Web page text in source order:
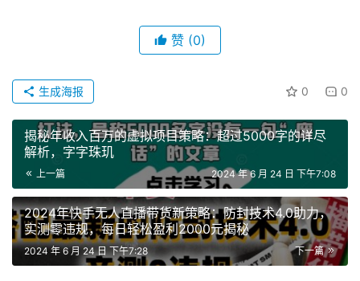
赞 (0)
0 0
生成海报
揭秘年收入百万的虚拟项目策略：超过5000字的详尽
解析，字字珠玑
上一篇 2024 年 6 月 24 日 下午7:08
2024年快手无人直播带货新策略：防封技术4.0助力，
实测零违规，每日轻松盈利2000元揭秘
下一篇
2024 年 6 月 24 日 下午7:28